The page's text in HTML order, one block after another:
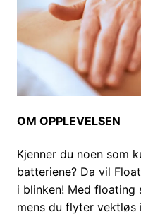
OM OPPLEVELSEN
Kjenner du noen som
batteriene? Da vil
i blinken! Med floating
mens du flyter vektløs